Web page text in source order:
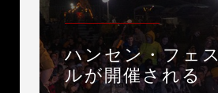
ハンセン・フェ
ルが開催される